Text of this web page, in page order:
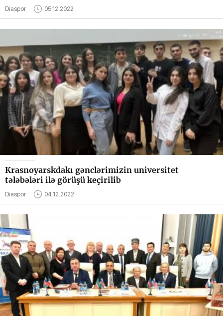
Diaspor 05.12.2022
Krasnoyarskdakı gənclərimizin universitet
tələbələri ilə görüşü keçirilib
Diaspor 04.12.2022